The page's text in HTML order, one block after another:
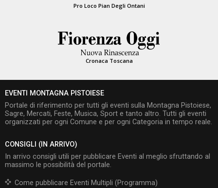
Pro Loco Pian Degli Ontani
Cronaca Toscana
EVENTI MONTAGNA PISTOIESE
Portale di riferimento per tutti gli eventi sulla Montagna Pistoiese,
Sagre, Mercati, Feste, Musica, Sport e tanto altro. Tutti gli eventi
organizzati per ogni Comune e per ogni Categoria in tempo reale.
CONSIGLI (IN ARRIVO)
In arrivo consigli utili per pubblicare Eventi al meglio sfruttando al
massimo le possibilità del portale.
Come pubblicare Eventi Multipli (Programma)